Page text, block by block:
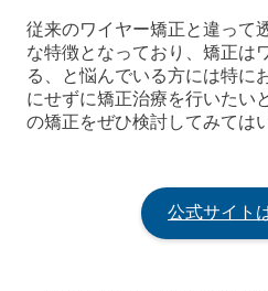
従来のワイヤー矯正と違って
な特徴となっており、矯正は
る、と悩んでいる方には特に
にせずに矯正治療を行いたい
の矯正をぜひ検討してみては
公式サイト